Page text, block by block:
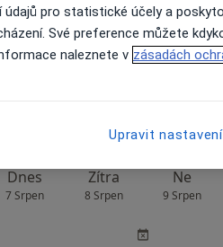
Online rezervace termínu není
Rezervovat termín
Dnes
7 Srpen
Zítra
8 Srpen
Ne
9 Srpen
pro statistické účely a
Své preference můžete
naleznete v zásadách
Upravit nastavení